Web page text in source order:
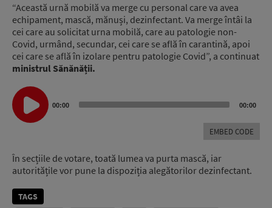
“Această urnă mobilă va merge cu personal care va avea
echipament, mască, mănuși, dezinfectant. Va merge întâi la
cei care au solicitat urna mobilă, care au patologie non-
Covid, urmând, secundar, cei care se află în carantină, apoi
cei care se află în izolare pentru patologie Covid”, a continuat
ministrul Sănănății.
Audio
Player
00:00 00:00
EMBED CODE
În secțiile de votare, toată lumea va purta mască, iar
autoritățile vor pune la dispoziția alegătorilor dezinfectant.
TAGS